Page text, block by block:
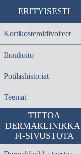
ERITYISESTI
Kortikosteroidivoiteet
Ihonhoito
Potilashistoriat
Teemat
TIETOA
FI-SIVUSTOTA